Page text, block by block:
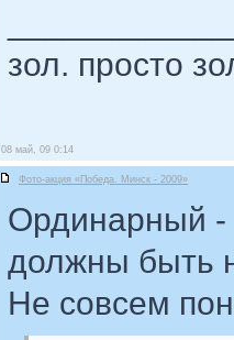
зол. просто
08 май, 09 0:14
Фото-акция «Победа. Минск - 2009»
Ординарный -
должны быть
Не совсем